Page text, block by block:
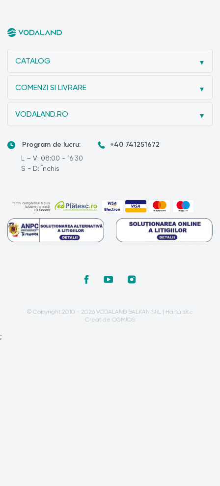
CATALOG
COMENZI SI LIVRARE
VODALAND.RO
Program de lucru:
L – V: 08:00 - 16:30
S - D: Închis
+40 741251672
© Copyright 2010 - 2026 VODALAND BALKAN SRL | Hartă site
Creat de OGMIOS
;